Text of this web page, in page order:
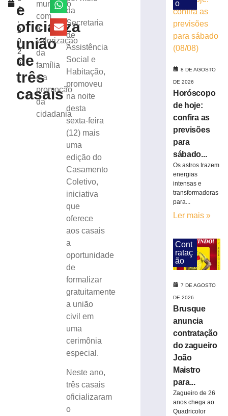
4
2
0
2
6
e
oficializa
união
de
três
casais
município
com
a
valorização
da
família
e a
promoção
da
cidadania
da
Secretaria
de
Assistência
Social e
Habitação,
promoveu
na noite
desta
sexta-feira
(12) mais
uma
edição do
Casamento
Coletivo,
iniciativa
que
oferece
aos casais
a
oportunidade
de
formalizar
gratuitamente
a união
civil em
uma
cerimônia
especial.
Neste ano,
três casais
oficializaram
o
edição
Rodeio
Nacional
Feira
Livre
Schlosser
horário
especial
neste
sábado
Brusque
Rock
o
8 DE AGOSTO
DE 2026
Horóscopo
de hoje:
confira as
previsões
para
sábado...
Os astros trazem
energias
intensas e
transformadoras
para...
Ler mais »
Cont
rataç
ão
7 DE AGOSTO
DE 2026
Brusque
anuncia
contratação
do zagueiro
João
Maistro
para...
Zagueiro de 26
anos chega ao
Quadricolor